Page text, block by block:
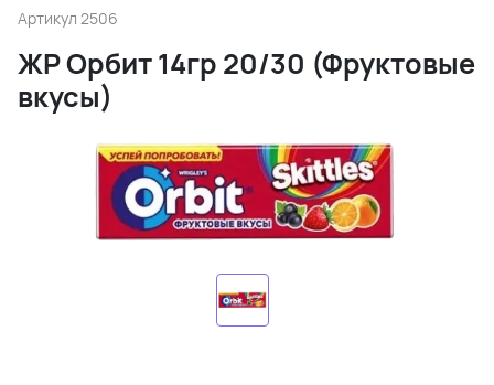
Артикул 2506
ЖР Орбит 14гр 20/30 (Фруктовые
вкусы)